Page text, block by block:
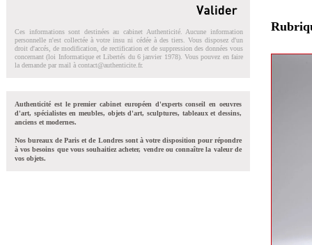
Ces informations sont destinées au cabinet Authenticité. Aucune information
personnelle n'est collectée à votre insu ni cédée à des tiers. Vous disposez d'un
droit d'accés, de modification, de rectification et de suppression des données vous
concernant (loi Informatique et Libertés du 6 janvier 1978). Vous pouvez en faire
la demande par mail à contact@authenticite.fr.
Authenticité est le premier cabinet européen d'experts conseil en oeuvres
d'art, spécialistes en meubles, objets d'art, sculptures, tableaux et dessins,
anciens et modernes.
Nos bureaux de Paris et de Londres sont à votre disposition pour répondre
à vos besoins que vous souhaitiez acheter, vendre ou connaître la valeur de
vos objets.